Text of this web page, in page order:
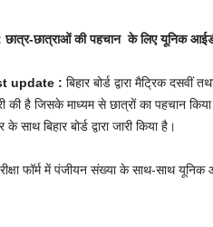
छात्राओं की पहचान के लिए यूनिक
update : बिहार बोर्ड द्वारा मैट्रिक दसवीं
की है जिसके माध्यम से छात्रों का पहचान
बिहार बोर्ड द्वारा जारी किया है।
फॉर्म में पंजीयन संख्या के साथ-साथ यूनिक